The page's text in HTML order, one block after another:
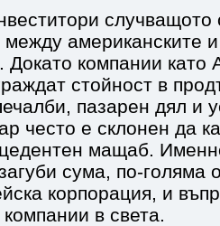
американските
Докато компании като
стойност в
пазарен дял и
често е склонен да
мащаб.
сума, по-голяма
корпорация, и
в света.